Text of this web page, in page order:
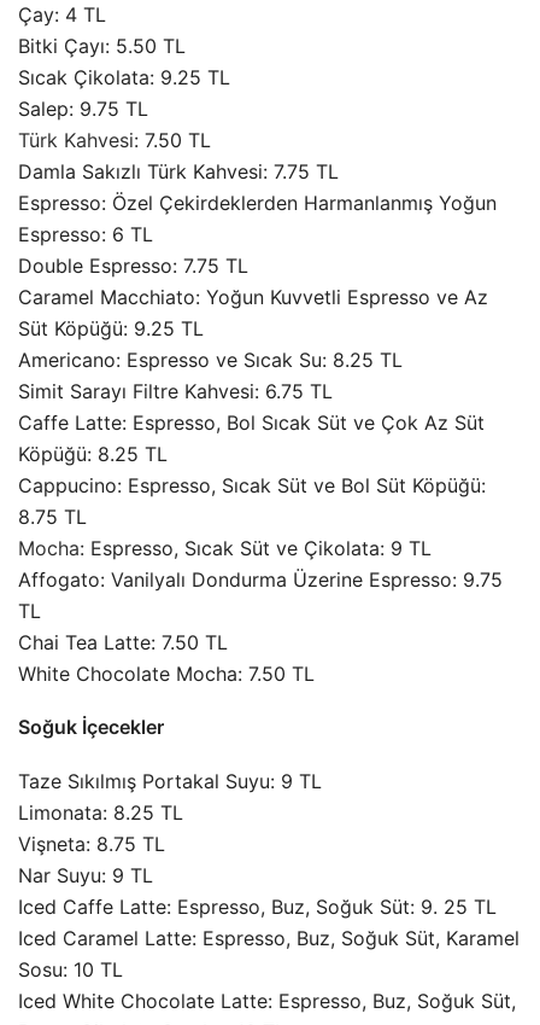
Çay: 4 TL
Bitki Çayı: 5.50 TL
Sıcak Çikolata: 9.25 TL
Salep: 9.75 TL
Türk Kahvesi: 7.50 TL
Damla Sakızlı Türk Kahvesi: 7.75 TL
Espresso: Özel Çekirdeklerden Harmanlanmış Yoğun
Espresso: 6 TL
Double Espresso: 7.75 TL
Caramel Macchiato: Yoğun Kuvvetli Espresso ve Az
Süt Köpüğü: 9.25 TL
Americano: Espresso ve Sıcak Su: 8.25 TL
Simit Sarayı Filtre Kahvesi: 6.75 TL
Caffe Latte: Espresso, Bol Sıcak Süt ve Çok Az Süt
Köpüğü: 8.25 TL
Cappucino: Espresso, Sıcak Süt ve Bol Süt Köpüğü:
8.75 TL
Mocha: Espresso, Sıcak Süt ve Çikolata: 9 TL
Affogato: Vanilyalı Dondurma Üzerine Espresso: 9.75
TL
Chai Tea Latte: 7.50 TL
White Chocolate Mocha: 7.50 TL
Soğuk İçecekler
Taze Sıkılmış Portakal Suyu: 9 TL
Limonata: 8.25 TL
Vişneta: 8.75 TL
Nar Suyu: 9 TL
Iced Caffe Latte: Espresso, Buz, Soğuk Süt: 9. 25 TL
Iced Caramel Latte: Espresso, Buz, Soğuk Süt, Karamel
Sosu: 10 TL
Iced White Chocolate Latte: Espresso, Buz, Soğuk Süt,